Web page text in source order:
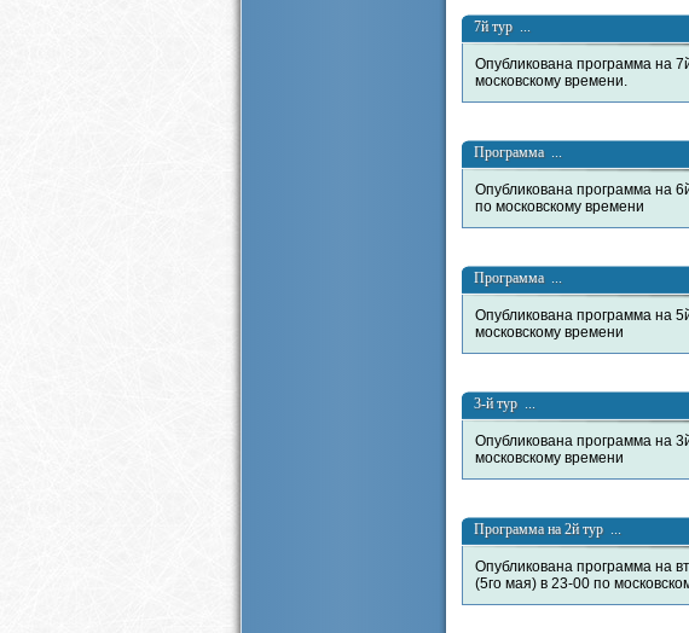
7й тур ...
Опубликована программа на
московскому времени.
Программа ...
Опубликована программа на
по московскому времени
Программа ...
Опубликована программа на
московскому времени
3-й тур ...
Опубликована программа на
московскому времени
Программа на 2й тур ...
Опубликована программа на
(5го мая) в 23-00 по